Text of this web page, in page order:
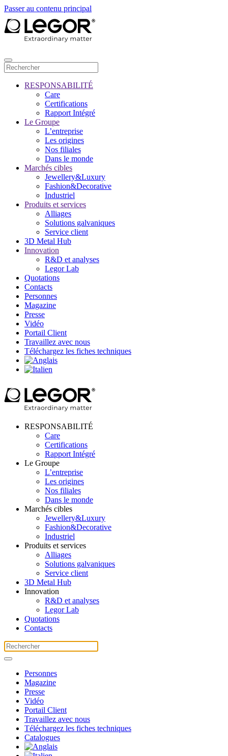
Passer au contenu principal
RESPONSABILITÉ
Care
Certifications
Rapport Intégré
Le Groupe
L’entreprise
Les origines
Nos filiales
Dans le monde
Marchés cibles
Jewellery&Luxury
Fashion&Decorative
Industriel
Produits et services
Alliages
Solutions galvaniques
Service client
3D Metal Hub
Innovation
R&D et analyses
Legor Lab
Quotations
Contacts
Personnes
Magazine
Presse
Vidéo
Portail Client
Travaillez avec nous
Téléchargez les fiches techniques
RESPONSABILITÉ
Care
Certifications
Rapport Intégré
Le Groupe
L’entreprise
Les origines
Nos filiales
Dans le monde
Marchés cibles
Jewellery&Luxury
Fashion&Decorative
Industriel
Produits et services
Alliages
Solutions galvaniques
Service client
3D Metal Hub
Innovation
R&D et analyses
Legor Lab
Quotations
Contacts
Personnes
Magazine
Presse
Vidéo
Portail Client
Travaillez avec nous
Téléchargez les fiches techniques
Catalogues